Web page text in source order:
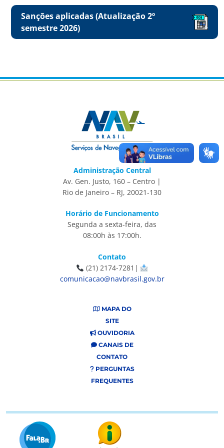
Sanções aplicadas (Atualização 2º
semestre 2026)
Administração Central
Av. Gen. Justo, 160 – Centro |
Rio de Janeiro – RJ, 20021-130
Horário de Funcionamento
Segunda a sexta-feira, das
08:00h às 17:00h.
Contato
(21) 2174-7281|
comunicacao@navbrasil.gov.br
MAPA DO
SITE
OUVIDORIA
CANAIS DE
CONTATO
PERGUNTAS
FREQUENTES